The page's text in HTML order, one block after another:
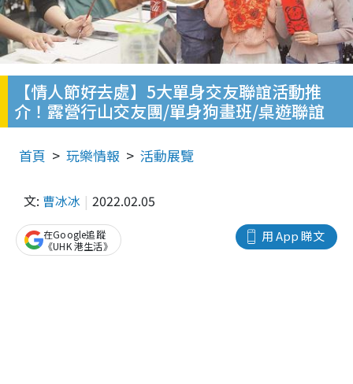
【情人節好去處】5大單身交友聯誼活動推
介！露營行山交友團/單身狗畫班/桌遊聯誼
首頁 玩樂情報 活動展覽
文: 曹冰冰 2022.02.05
用 App 睇文
在Google追蹤
《UHK 港生活》